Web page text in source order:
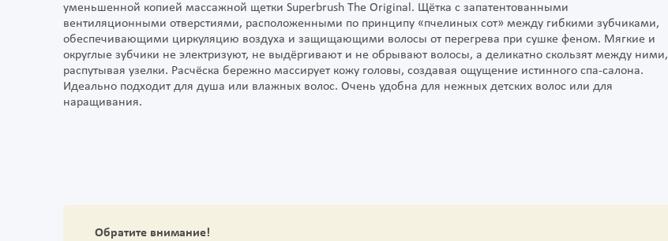
уменьшенной копией массажной щетки Superbrush The Original. Щётка с запатентованными
вентиляционными отверстиями, расположенными по принципу «пчелиных сот» между гибкими зубчиками,
обеспечивающими циркуляцию воздуха и защищающими волосы от перегрева при сушке феном. Мягкие и
округлые зубчики не электризуют, не выдёргивают и не обрывают волосы, а деликатно скользят между ними,
распутывая узелки. Расчёска бережно массирует кожу головы, создавая ощущение истинного спа-салона.
Идеально подходит для душа или влажных волос. Очень удобна для нежных детских волос или для
наращивания.
Обратите внимание!